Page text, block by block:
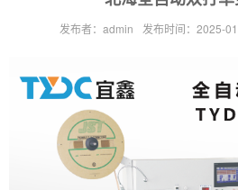
发布者：admin 发布时间：2025-